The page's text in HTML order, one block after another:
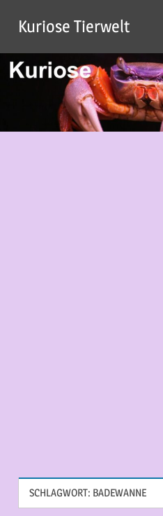
Inhalt
springen
Kuriose Tierwelt
SCHLAGWORT: BADEWANNE